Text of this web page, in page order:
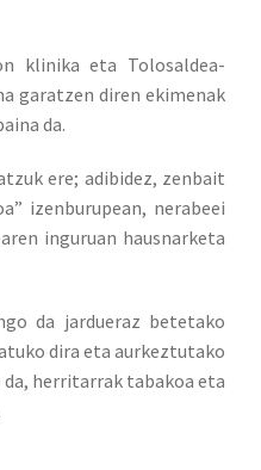
klinika eta Tolosaldea-
garatzen diren ekimenak
da.
ere; adibidez, zenbait
izenburupean, nerabeei
inguruan hausnarketa
da jardueraz betetako
dira eta aurkeztutako
herritarrak tabakoa eta